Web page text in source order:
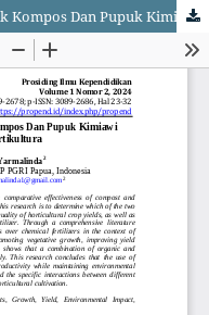
Studi Literatur Perbandingan Pupuk Kompos Dan Pupuk Kimiawi Terhadap Tanaman Hortikultura